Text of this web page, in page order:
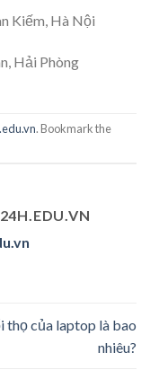
Kiếm, Hà Nội
Hải Phòng
. Bookmark the
thọ của laptop là bao
nhiêu?